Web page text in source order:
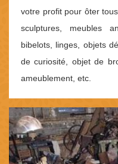
votre profit pour ôter
sculptures, meubles
bibelots, linges, objets
de curiosité, objet de
ameublement, etc.